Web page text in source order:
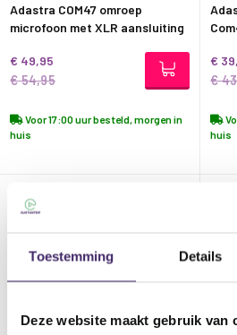
Toestemming Details
Deze website maakt gebruik van
Adastra COM47 omroep
microfoon met XLR aansluiting
€ 49,95
€ 54,95
Voor 17:00 uur besteld, morgen in
huis
€
€
huis